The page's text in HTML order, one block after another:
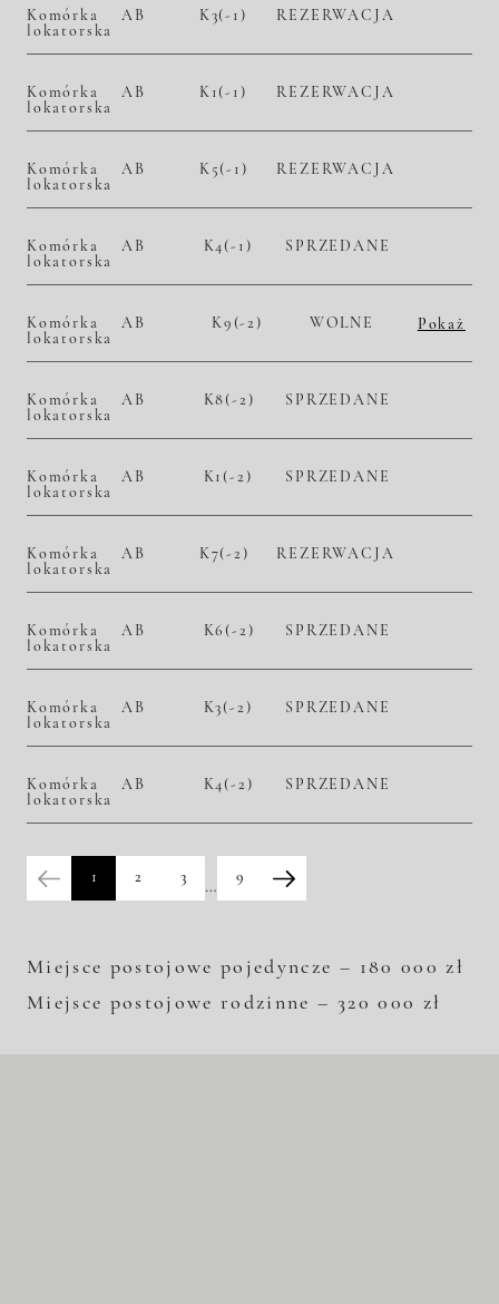
Komórka
lokatorska
AB K3(-1) REZERWACJA
Komórka
lokatorska
AB K1(-1) REZERWACJA
Komórka
lokatorska
AB K5(-1) REZERWACJA
Komórka
lokatorska
AB K4(-1) SPRZEDANE
Komórka
lokatorska
AB K9(-2) WOLNE
Pokaż
Komórka
lokatorska
AB K8(-2) SPRZEDANE
Komórka
lokatorska
AB K1(-2) SPRZEDANE
Komórka
lokatorska
AB K7(-2) REZERWACJA
Komórka
lokatorska
AB K6(-2) SPRZEDANE
Komórka
lokatorska
AB K3(-2) SPRZEDANE
Komórka
lokatorska
AB K4(-2) SPRZEDANE
1 2 3
…
9
Miejsce postojowe pojedyncze – 180 000 zł
Miejsce postojowe rodzinne – 320 000 zł